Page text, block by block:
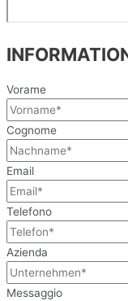
Vorame
Cognome
Email
Telefono
Azienda
Messaggio